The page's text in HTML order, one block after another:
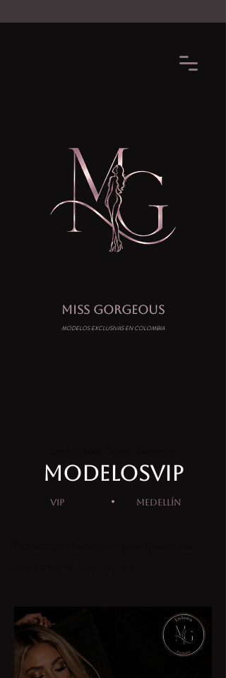
MISS GORGEOUS
MODELOS EXCLUSIVAS EN COLOMBIA
MODELOSVIP
VIP · MEDELLÍN